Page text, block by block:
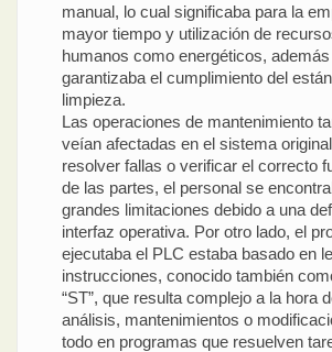
manual, lo cual significaba para la
mayor tiempo y utilización de
humanos como energéticos,
garantizaba el cumplimiento del
limpieza.
Las operaciones de mantenimiento
veían afectadas en el sistema
resolver fallas o verificar el correcto
de las partes, el personal se
grandes limitaciones debido a una
interfaz operativa. Por otro lado, el
ejecutaba el PLC estaba basado en
instrucciones, conocido también
“ST”, que resulta complejo a la hora
análisis, mantenimientos o
todo en programas que resuelven